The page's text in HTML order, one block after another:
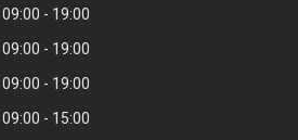
09:00
19:00
09:00
19:00
09:00
19:00
09:00 15:00